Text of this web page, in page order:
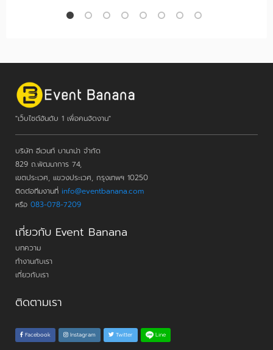
"เว็บไซต์อันดับ 1 เพื่อคนจัดงาน"
บริษัท อีเวนท์ บานาน่า จำกัด
829 ถ.พัฒนาการ 74,
เขตประเวศ, แขวงประเวศ, กรุงเทพฯ 10250
ติดต่อทีมงานที่ info@eventbanana.com
หรือ 083-078-7209
เกี่ยวกับ Event Banana
บทความ
ทำงานกับเรา
เกี่ยวกับเรา
ติดตามเรา
Facebook Instagram Twitter Line